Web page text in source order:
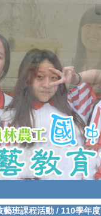
藝班課程活動 / 110學年度